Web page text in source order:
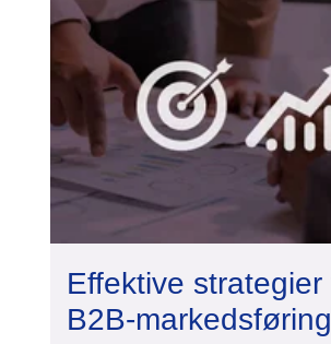
Effektive strategier
B2B-markedsføring